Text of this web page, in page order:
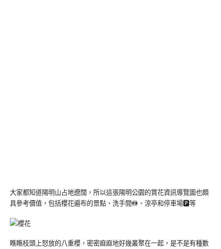
大家都知道陽明山占地遼闊，所以這張陽明公園的賞花資訊導覽圖也頗
具參考價值，包括櫻花遍布的景點、洗手間🚻、涼亭和停車場🅿️等
瞧瞧枝頭上怒放的八重櫻，密密麻麻地好幾叢聚在一起，是不是有種數